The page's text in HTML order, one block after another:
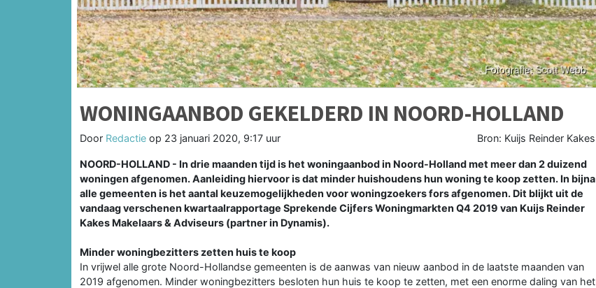
WONINGAANBOD GEKELDERD IN NOORD-HOLLAND
Door Redactie op 23 januari 2020, 9:17 uur Bron: Kuijs Reinder Kakes
NOORD-HOLLAND - In drie maanden tijd is het woningaanbod in Noord-Holland met meer dan 2 duizend
woningen afgenomen. Aanleiding hiervoor is dat minder huishoudens hun woning te koop zetten. In bijna
alle gemeenten is het aantal keuzemogelijkheden voor woningzoekers fors afgenomen. Dit blijkt uit de
vandaag verschenen kwartaalrapportage Sprekende Cijfers Woningmarkten Q4 2019 van Kuijs Reinder
Kakes Makelaars & Adviseurs (partner in Dynamis).
Minder woningbezitters zetten huis te koop
In vrijwel alle grote Noord-Hollandse gemeenten is de aanwas van nieuw aanbod in de laatste maanden van
2019 afgenomen. Minder woningbezitters besloten hun huis te koop te zetten, met een enorme daling van het